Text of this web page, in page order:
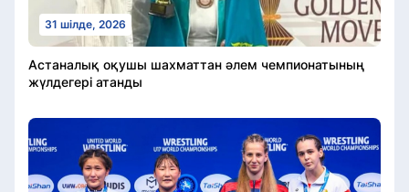
31 шілде, 2026
Астаналық оқушы шахматтан әлем чемпионатының
жүлдегері атанды